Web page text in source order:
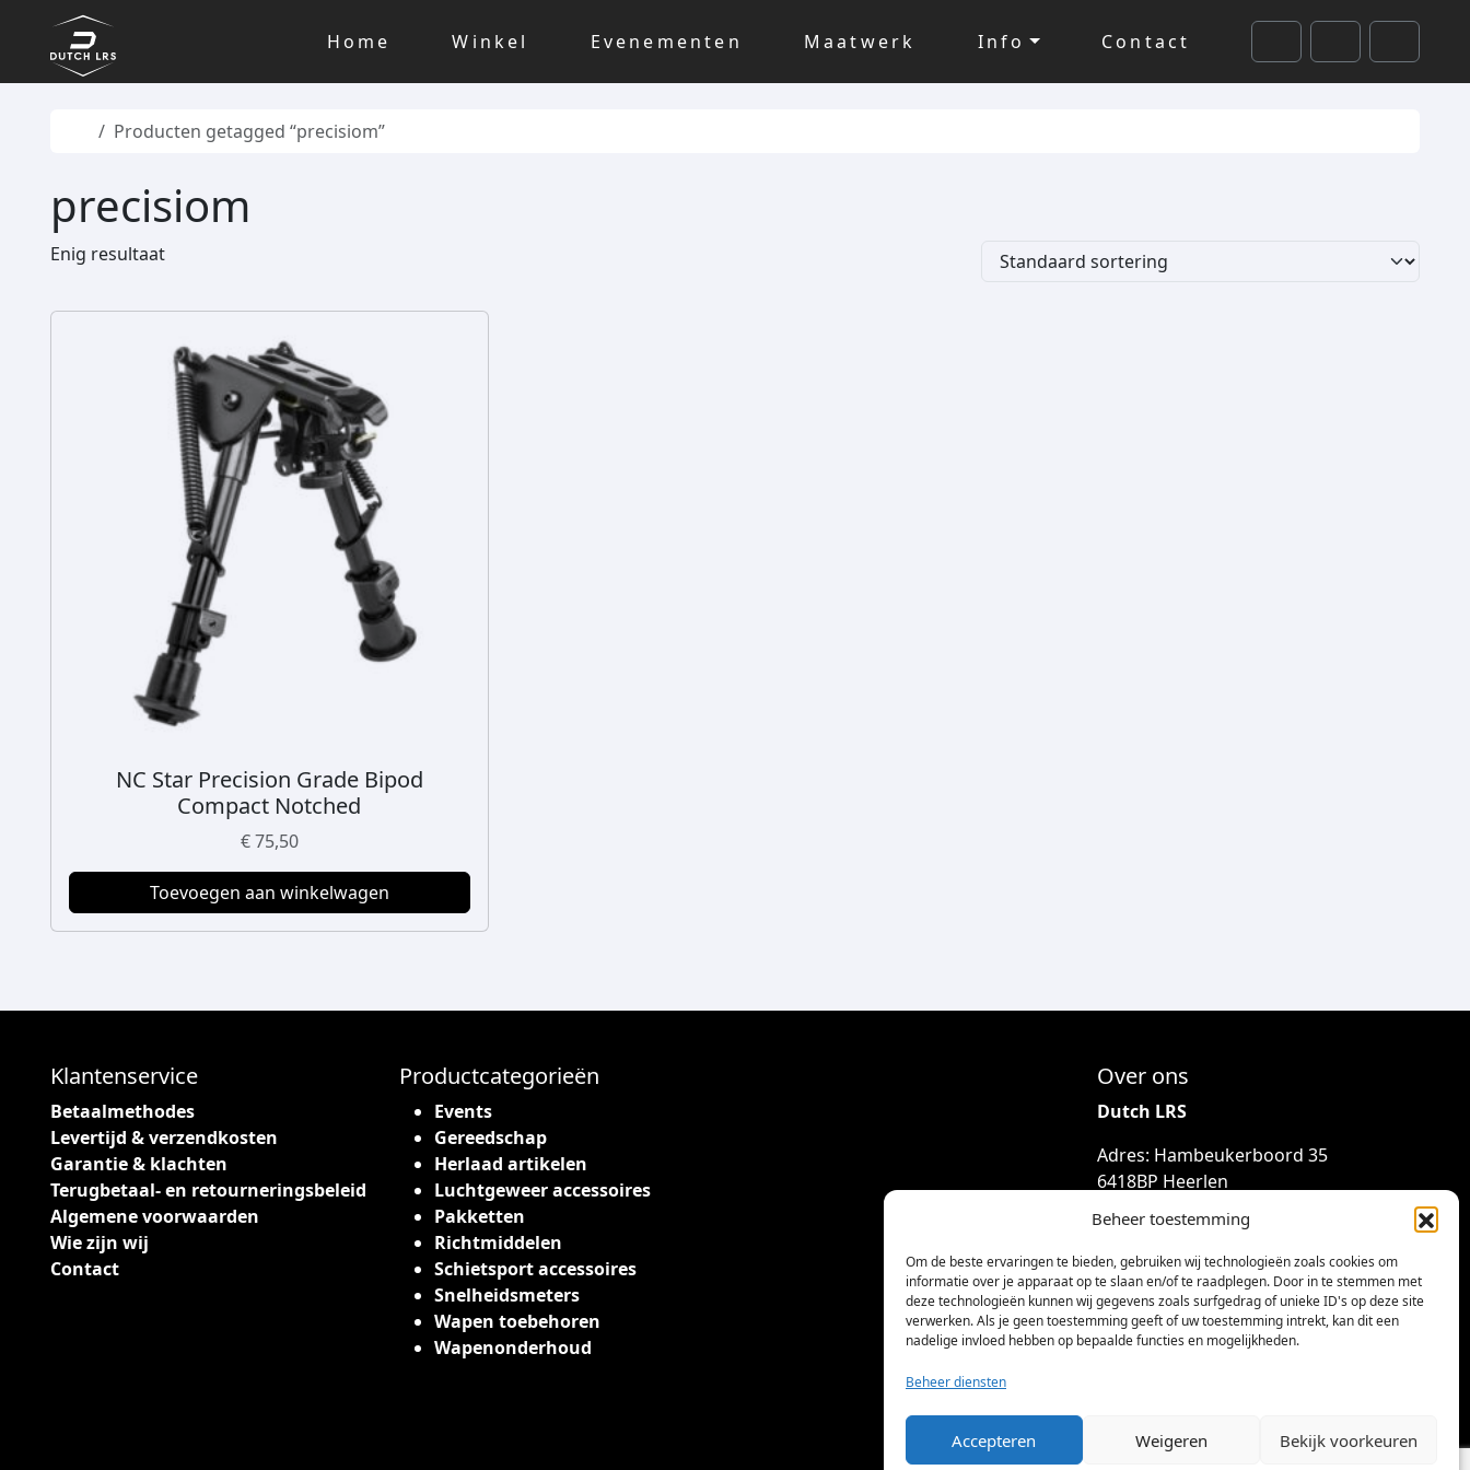
Beheer toestemming
Om de beste ervaringen te bieden, gebruiken wij technologieën zoals cookies om
informatie over je apparaat op te slaan en/of te raadplegen. Door in te stemmen met
deze technologieën kunnen wij gegevens zoals surfgedrag of unieke ID's op deze site
verwerken. Als je geen toestemming geeft of uw toestemming intrekt, kan dit een
nadelige invloed hebben op bepaalde functies en mogelijkheden.
Beheer diensten
Accepteren Weigeren Bekijk voorkeuren
Skip to content
Skip to footer
Home
Winkel Evenementen Maatwerk Info
Contact
SearchAccountCart
Home
Producten getagged “precisiom”
precisiom
Enig resultaat
NC Star Precision Grade Bipod
Compact Notched
€75,50
Toevoegen aan winkelwagen
Klantenservice
Betaalmethodes
Levertijd & verzendkosten
Garantie & klachten
Terugbetaal- en retourneringsbeleid
Algemene voorwaarden
Wie zijn wij
Contact
Productcategorieën
Events
Gereedschap
Herlaad artikelen
Luchtgeweer accessoires
Pakketten
Richtmiddelen
Schietsport accessoires
Snelheidsmeters
Wapen toebehoren
Wapenonderhoud
Over ons
Dutch LRS
Adres: Hambeukerboord 35
6418BP Heerlen
(geen bezoekadres)
info@dutchlrs.nl
+31 45 2123953
KvK-nummer: 96002824
Btw-id: NL867424114B01